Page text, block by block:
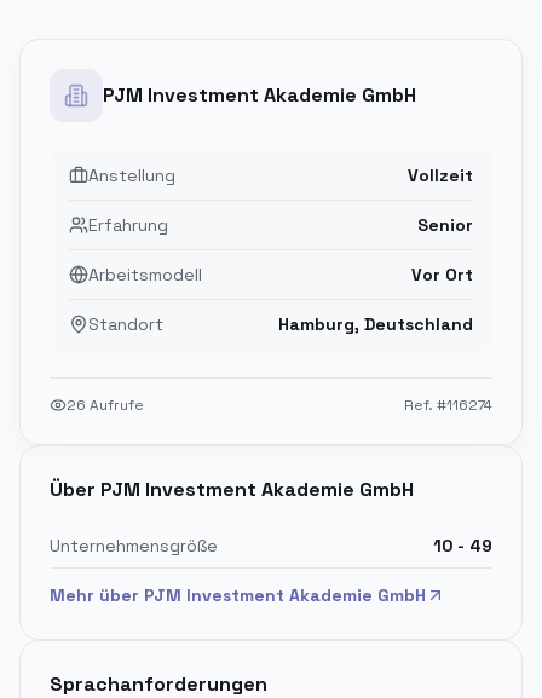
PJM Investment Akademie GmbH
Anstellung Vollzeit
Erfahrung Senior
Arbeitsmodell Vor Ort
Standort Hamburg, Deutschland
26 Aufrufe Ref. #116274
Über PJM Investment Akademie GmbH
Unternehmensgröße 10 - 49
Mehr über PJM Investment Akademie GmbH
Sprachanforderungen